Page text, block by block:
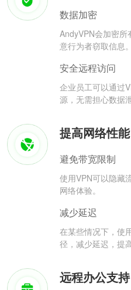
数据加密
AndyVPN会加密所
意行为者窃取信息。
安全远程访问
企业员工可以通过
源，无需担心数据
提高网络性能
避免带宽限制
使用VPN可以隐藏
网络体验。
减少延迟
在某些情况下，使
径，减少延迟，提
远程办公支持